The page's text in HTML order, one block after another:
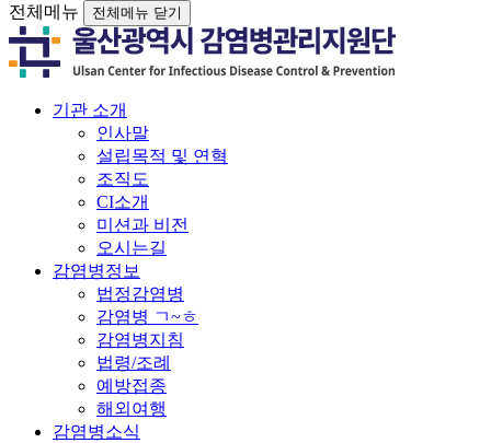
전체메뉴 전체메뉴 닫기
기관 소개
인사말
설립목적 및 연혁
조직도
CI소개
미션과 비전
오시는길
감염병정보
법정감염병
감염병 ㄱ~ㅎ
감염병지침
법령/조례
예방접종
해외여행
감염병소식